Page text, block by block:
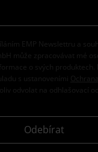
EMP Newslettru a
může zpracovávat mé
o svých produktech.
s ustanoveními
odvolat na odhlašovací
Odebírat